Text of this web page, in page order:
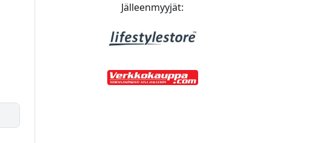
Jälleenmyyjät: